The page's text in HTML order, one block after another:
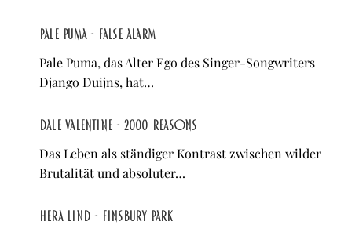
Pale Puma - False Alarm
Pale Puma, das Alter Ego des Singer-Songwriters
Django Duijns, hat…
Dale Valentine - 2000 Reasons
Das Leben als ständiger Kontrast zwischen wilder
Brutalität und absoluter…
Hera Lind - Finsbury Park